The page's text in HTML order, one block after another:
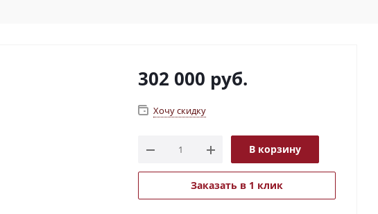
302 000 руб.
Хочу скидку
В корзину
Заказать в 1 клик